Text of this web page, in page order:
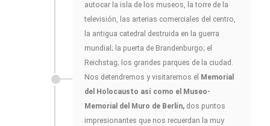
autocar la isla de los museos, la torre de la
televisión, las arterias comerciales del centro,
la antigua catedral destruida en la guerra
mundial; la puerta de Brandenburgo; el
Reichstag; los grandes parques de la ciudad.
Nos detendremos y visitaremos el Memorial
del Holocausto así como el Museo-
Memorial del Muro de Berlín, dos puntos
impresionantes que nos recuerdan la muy